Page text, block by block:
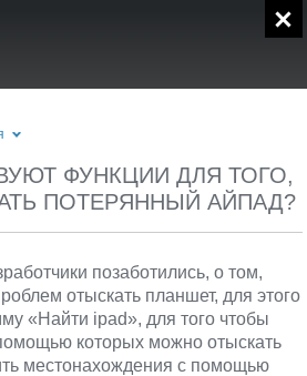
ФУНКЦИИ ДЛЯ ТОГО,
ПОТЕРЯННЫЙ АЙПАД?
позаботились, о том,
отыскать планшет, для этого
«Найти ipad», для того чтобы
которых можно отыскать
местонахождения с помощью